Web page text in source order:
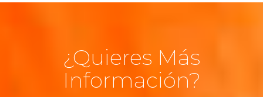
¿Quieres Más
Información?